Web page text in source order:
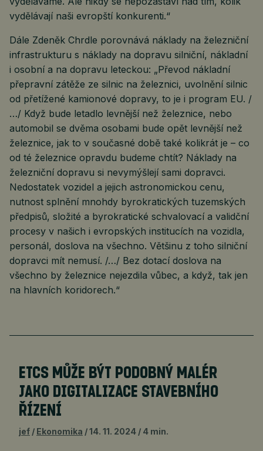
vydělávají naši evropští konkurenti.“
Dále Zdeněk Chrdle porovnává náklady na železniční
infrastrukturu s náklady na dopravu silniční, nákladní
i osobní a na dopravu leteckou: „Převod nákladní
přepravní zátěže ze silnic na železnici, uvolnění silnic
od přetížené kamionové dopravy, to je i program EU. /
…/ Když bude letadlo levnější než železnice, nebo
automobil se dvěma osobami bude opět levnější než
železnice, jak to v současné době také kolikrát je – co
od té železnice opravdu budeme chtít? Náklady na
železniční dopravu si nevymýšlejí sami dopravci.
Nedostatek vozidel a jejich astronomickou cenu,
nutnost splnění mnohdy byrokratických tuzemských
předpisů, složité a byrokratické schvalovací a validční
procesy v našich i evropských institucích na vozidla,
personál, doslova na všechno. Většinu z toho silniční
dopravci mít nemusí. /…/ Bez dotací doslova na
všechno by železnice nejezdila vůbec, a když, tak jen
na hlavních koridorech.“
ETCS MŮŽE BÝT PODOBNÝ MALÉR
JAKO DIGITALIZACE STAVEBNÍHO
ŘÍZENÍ
jef Ekonomika 14. 11. 2024 4 min.